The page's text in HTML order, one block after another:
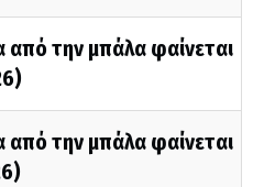
από την μπάλα φαίνεται
από την μπάλα φαίνεται